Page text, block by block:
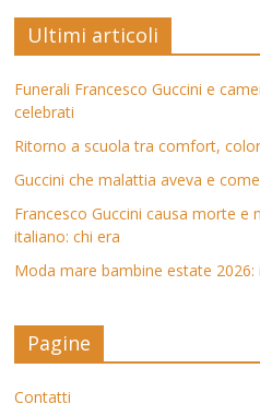
Ultimi articoli
Funerali Francesco Guccini e
celebrati
Ritorno a scuola tra comfort,
Guccini che malattia aveva e
Francesco Guccini causa morte e
italiano: chi era
Moda mare bambine estate
Pagine
Contatti